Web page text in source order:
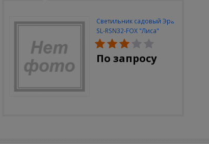
Светильник садовый Эра
SL-RSN32-FOX "Лиса"
солн.бат, полистоун,
цветной, 32 см
По запросу